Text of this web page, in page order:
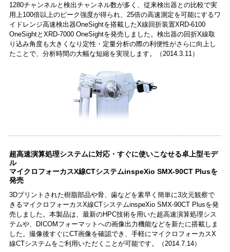
1280チャンネルと検出チャンネル数が多く、従来検出器との比較で実
用上100倍以上のピーク強度が得られ、25倍の高速測定を可能にするワ
イドレンジ高速検出器OneSightを搭載したX線回折装置XRD-6100
OneSightとXRD-7000 OneSightを発売しました。検出器の回折X線取
り込み角度も大きくなり定性・定量分析の際の利便性がさらに向上し
たことで、分析時間の大幅な短縮を実現します。（2014.3.11）
超高速演算処理システムに対応・すぐに使いこなせる卓上型モデ
ル
マイクロフォーカスX線CTシステムinspeXio SMX-90CT Plusを
発売
3Dプリントされた樹脂部品や骨、歯などを素早く簡単に3次元観察で
きるマイクロフォーカスX線CTシステムinspeXio SMX-90CT Plusを発
売しました。本製品は、最新のHPC技術を用いた超高速演算処理シス
テムや、DICOMフォーマットへの画像出力機能などを新たに搭載しま
した。撮像後すぐにCT画像を確認でき、手軽にマイクロフォーカスX
線CTシステムをご利用いただくことが可能です。（2014.7.14）